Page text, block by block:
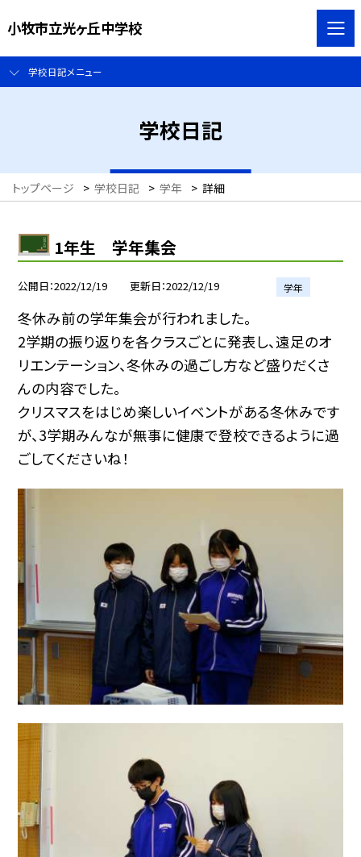
小牧市立光ヶ丘中学校
学校日記メニュー
学校日記
トップページ > 学校日記 > 学年 > 詳細
1年生 学年集会
公開日 2022/12/19 更新日 2022/12/19 学年
冬休み前の学年集会が行われました。
2学期の振り返りを各クラスごとに発表し、遠足のオ
リエンテーション、冬休みの過ごし方など盛りだくさ
んの内容でした。
クリスマスをはじめ楽しいイベントがある冬休みです
が、3学期みんなが無事に健康で登校できるように過
ごしてくださいね！